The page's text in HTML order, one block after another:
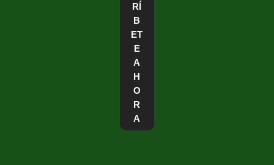
RÍ
B
ET
E
A
H
O
R
A